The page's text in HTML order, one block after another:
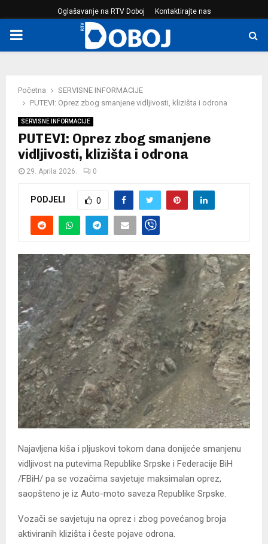
Oglašavanje na RTV Doboj Kontaktirajte nas
PRIMARY
Početna
SERVISNE INFORMACIJE
PUTEVI: Oprez zbog smanjene vidljivosti, klizišta i odrona
SERVISNE INFORMACIJE
PUTEVI: Oprez zbog smanjene
vidljivosti, klizišta i odrona
29. Aprila 2026. 0
PODJELI 0
Najavljena kiša i pljuskovi tokom dana donijeće smanjenu
vidljivost na putevima Republike Srpske i Federacije BiH
/FBiH/ pa se vozačima savjetuje maksimalan oprez,
saopšteno je iz Auto-moto saveza Republike Srpske.
Vozači se savjetuju na oprez i zbog povećanog broja
aktiviranih klizišta i česte pojave odrona.